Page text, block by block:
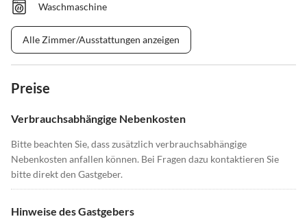
Waschmaschine
Alle Zimmer/Ausstattungen anzeigen
Preise
Verbrauchsabhängige Nebenkosten
Bitte beachten Sie, dass zusätzlich verbrauchsabhängige
Nebenkosten anfallen können. Bei Fragen dazu kontaktieren Sie
bitte direkt den Gastgeber.
Hinweise des Gastgebers